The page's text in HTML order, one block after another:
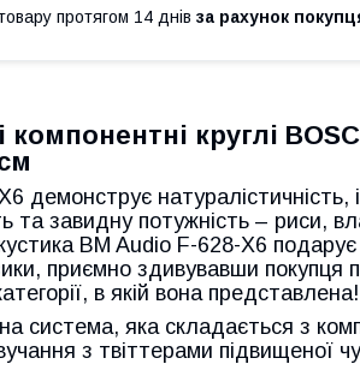
протягом 14 днів за рахунок
круглі
демонструє натуралістичність,
та завидну потужність – риси,
BM Audio F-628-X6
приємно здивувавши покупця
в якій вона представлена!
система, яка складається з
з твіттерами підвищеної